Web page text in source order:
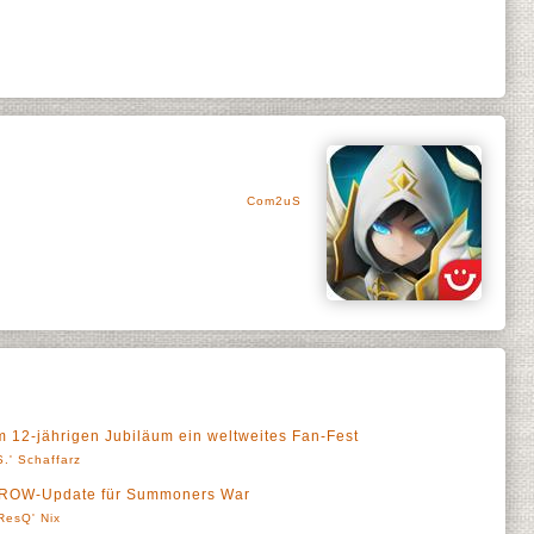
Com2uS
12-jährigen Jubiläum ein weltweites Fan-Fest
Schaffarz
Update für Summoners War
Nix